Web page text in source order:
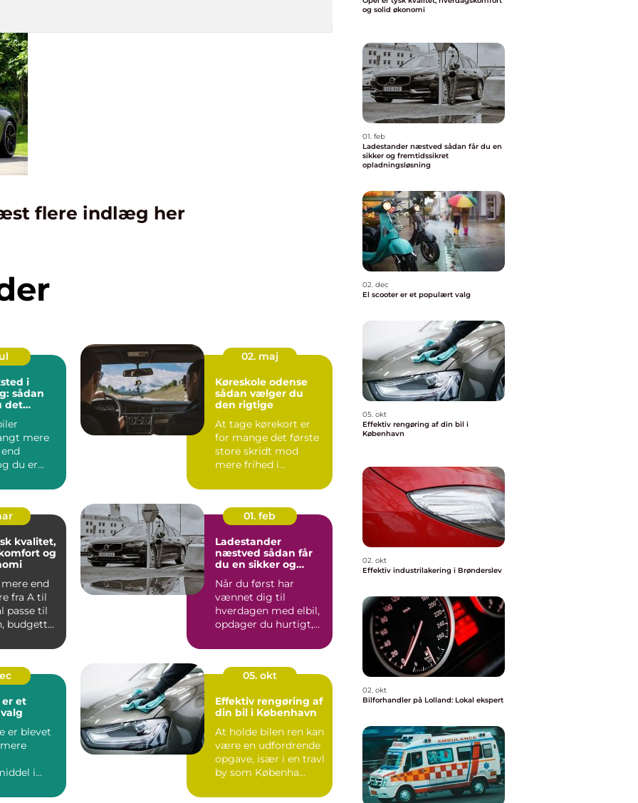
flere indlæg her
i
sådan
det
mere
du er
02. maj
Køreskole odense
sådan vælger du
den rigtige
At tage kørekort er
for mange det første
store skridt mod
mere frihed i
markedet for ...
kvalitet,
og
end
fra A til
passe til
budgettet
01. feb
Ladestander
næstved sådan får
du en sikker og
opladningsløsning
Når du først har
vænnet dig til
hverdagen med elbil,
opdager du hurtigt,
og hu...
er et
er blevet
i
05. okt
Effektiv rengøring af
din bil i København
At holde bilen ren kan
være en udfordrende
opgave, især i en travl
by som Københa...
og solid økonomi
01. feb
Ladestander næstved sådan får du en
sikker og fremtidssikret
opladningsløsning
02. dec
El scooter er et populært valg
05. okt
Effektiv rengøring af din bil i
København
02. okt
Effektiv industrilakering i Brønderslev
02. okt
Bilforhandler på Lolland: Lokal ekspert